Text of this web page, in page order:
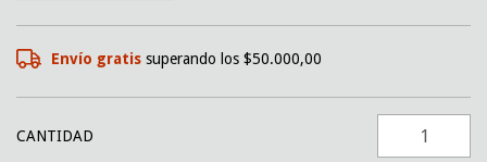
Envío gratis superando los$50.000,00
CANTIDAD